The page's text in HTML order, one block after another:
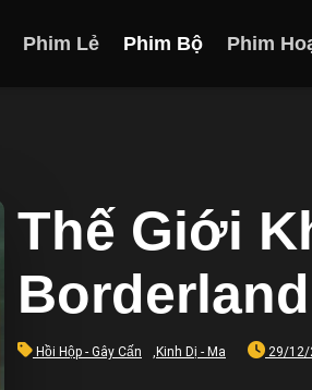
Phim Lẻ Phim Bộ Phim
Thế Giới
Hồi Hộp - Gây Cấn Kinh Dị - Ma 29/12/